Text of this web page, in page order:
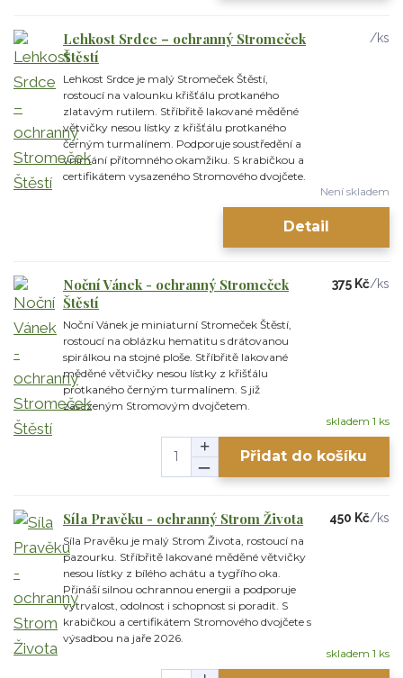
Lehkost Srdce – ochranný Stromeček
Štěstí
Lehkost Srdce je malý Stromeček Štěstí,
rostoucí na valounku křišťálu protkaného
zlatavým rutilem. Stříbřitě lakované měděné
větvičky nesou lístky z křišťálu protkaného
černým turmalínem. Podporuje soustředění a
vnímání přítomného okamžiku. S krabičkou a
certifikátem vysazeného Stromového dvojčete.
/ks
Není skladem
Detail
Noční Vánek - ochranný Stromeček
Štěstí
Noční Vánek je miniaturní Stromeček Štěstí,
rostoucí na oblázku hematitu s drátovanou
spirálkou na stojné ploše. Stříbřitě lakované
měděné větvičky nesou lístky z křišťálu
protkaného černým turmalínem. S již
zasazeným Stromovým dvojčetem.
375 Kč/ks
skladem 1 ks
Přidat do košíku
Síla Pravěku - ochranný Strom Života
Síla Pravěku je malý Strom Života, rostoucí na
pazourku. Stříbřitě lakované měděné větvičky
nesou lístky z bílého achátu a tygřího oka.
Přináší silnou ochrannou energii a podporuje
vytrvalost, odolnost i schopnost si poradit. S
krabičkou a certifikátem Stromového dvojčete s
výsadbou na jaře 2026.
450 Kč/ks
skladem 1 ks